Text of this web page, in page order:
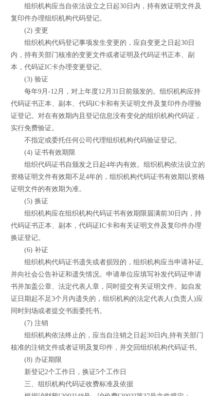
组织机构应当自依法设立之日起30日内，持有效证明文件及
复印件办理组织机构代码登记。
(2) 变更
组织机构代码登记事项发生变更的，应自变更之日起30日
内，持有关部门核准的变更文件或者证明及代码证书正本、副
本，代码证IC卡办理变更登记。
(3) 验证
每年9月-12月，对上年度12月31日前颁发的。组织机构应持
代码证书正本、副本、代码IC卡和有关证明文件及复印件办理验
证登记。对在有效期内且登记信息没有变化的组织机构代码证，
实行免费验证。
不指定或委托任何公司代理组织机构代码验证登记。
(4) 证书有效期限
组织代码证书自颁发之日起4年内有效。组织机构依法设立的
资格证明文件有效期不足4年的，组织机构代码证书有效期以资格
证明文件的有效期为准。
(5) 换证
组织机构应在组织机构代码证书有效期限届满前30日内，持
代码证书正本、副本，代码证IC卡和有关证明文件及复印件办理
换证登记。
(6) 补证
组织机构代码证书遗失或者损毁的，组织机构应当申请补证,
并向社会公告补证和遗失情况。申请单位应填写补发代码证申请
书并加盖公章、法定代表人章，同时提交有关证明文件。如自发
证日期起不足3个月内遗失的，组织机构的法定代表人(负责人)应
同时到场或者提交书面委托书。
(7) 注销
组织机构依法终止的，应当自注销之日起30日内,持有关部门
核准的注销文件或者证明及复印件，并交回组织机构代码证书。
(8) 办证期限
新登记2个工作日，换证5个工作日
三、组织机构代码证收费标准及依据